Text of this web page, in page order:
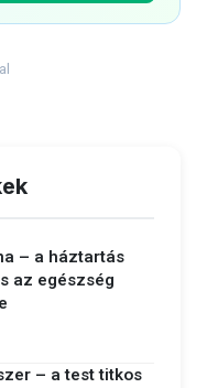
– a háztartás
az egészség
– a test titkos